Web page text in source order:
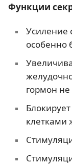
Функции
Усиление
особенно
гормон
клетками